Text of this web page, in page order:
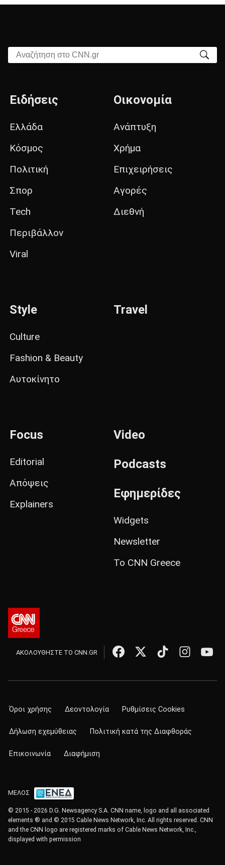
Αναζήτηση στο CNN.gr
Ειδήσεις
Ελλάδα
Κόσμος
Πολιτική
Σπορ
Tech
Περιβάλλον
Viral
Οικονομία
Ανάπτυξη
Χρήμα
Επιχειρήσεις
Αγορές
Διεθνή
Style
Culture
Fashion & Beauty
Αυτοκίνητο
Travel
Focus
Editorial
Απόψεις
Explainers
Video
Podcasts
Εφημερίδες
Widgets
Newsletter
Το CNN Greece
ΑΚΟΛΟΥΘΗΣΤΕ ΤΟ CNN.GR
Όροι χρήσης Δεοντολογία Ρυθμίσεις Cookies
Δήλωση εχεμύθειας Πολιτική κατά της Διαφθοράς
Επικοινωνία Διαφήμιση
ΜΕΛΟΣ
© 2015 - 2026 D.G. Newsagency S.A. CNN name, logo and all associated
elements ® and © 2015 Cable News Network, Inc. All rights reserved. CNN
and the CNN logo are registered marks of Cable News Network, Inc.,
displayed with permission